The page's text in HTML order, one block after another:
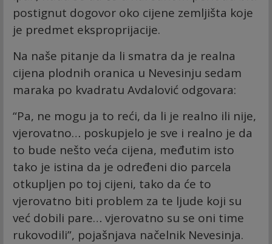
postignut dogovor oko cijene zemljišta koje
je predmet eksproprijacije.
Na naše pitanje da li smatra da je realna
cijena plodnih oranica u Nevesinju sedam
maraka po kvadratu Avdalović odgovara:
“Pa, ne mogu ja to reći, da li je realno ili nije,
vjerovatno… poskupjelo je sve i realno je da
to bude nešto veća cijena, međutim isto
tako je istina da je određeni dio parcela
otkupljen po toj cijeni, tako da će to
vjerovatno biti problem za te ljude koji su
već dobili pare… vjerovatno su se oni time
rukovodili”, pojašnjava načelnik Nevesinja.